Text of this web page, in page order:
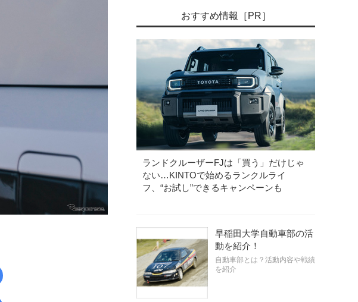
おすすめ情報［PR］
ランドクルーザーFJは「買う」だけじゃ
ない…KINTOで始めるランクルライ
フ、“お試し”できるキャンペーンも
早稲田大学自動車部の活
動を紹介！
自動車部とは？活動内容や戦績
を紹介